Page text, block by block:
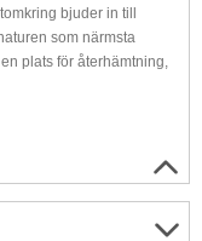
bjuder in till
som närmsta
plats för återhämtning,